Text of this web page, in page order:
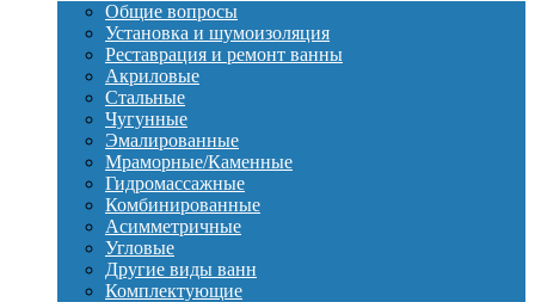
Общие вопросы
Установка и шумоизоляция
Реставрация и ремонт ванны
Акриловые
Стальные
Чугунные
Эмалированные
Мраморные/Каменные
Гидромассажные
Комбинированные
Асимметричные
Угловые
Другие виды ванн
Комплектующие